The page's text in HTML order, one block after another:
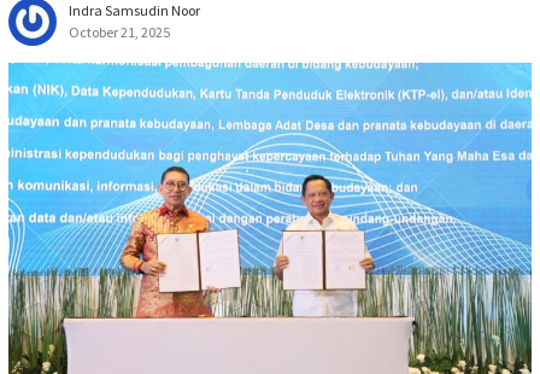
Indra Samsudin Noor
October 21, 2025